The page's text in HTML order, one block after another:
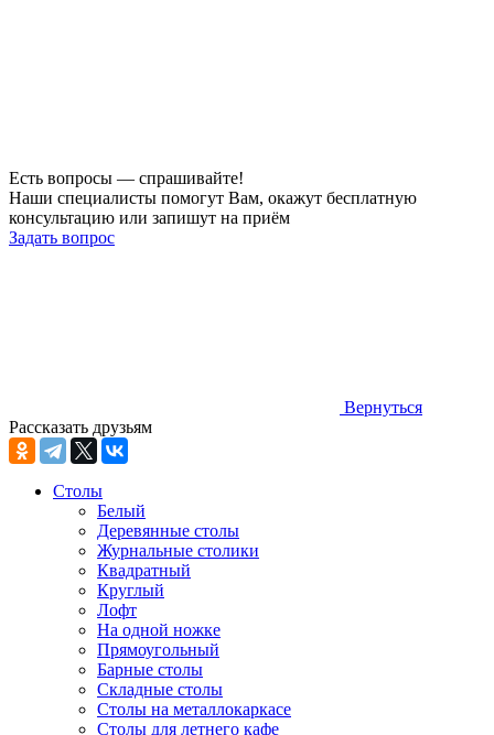
Есть вопросы — спрашивайте!
Наши специалисты помогут Вам, окажут бесплатную
консультацию или запишут на приём
Задать вопрос
Вернуться
Рассказать друзьям
Столы
Белый
Деревянные столы
Журнальные столики
Квадратный
Круглый
Лофт
На одной ножке
Прямоугольный
Барные столы
Складные столы
Столы на металлокаркасе
Столы для летнего кафе